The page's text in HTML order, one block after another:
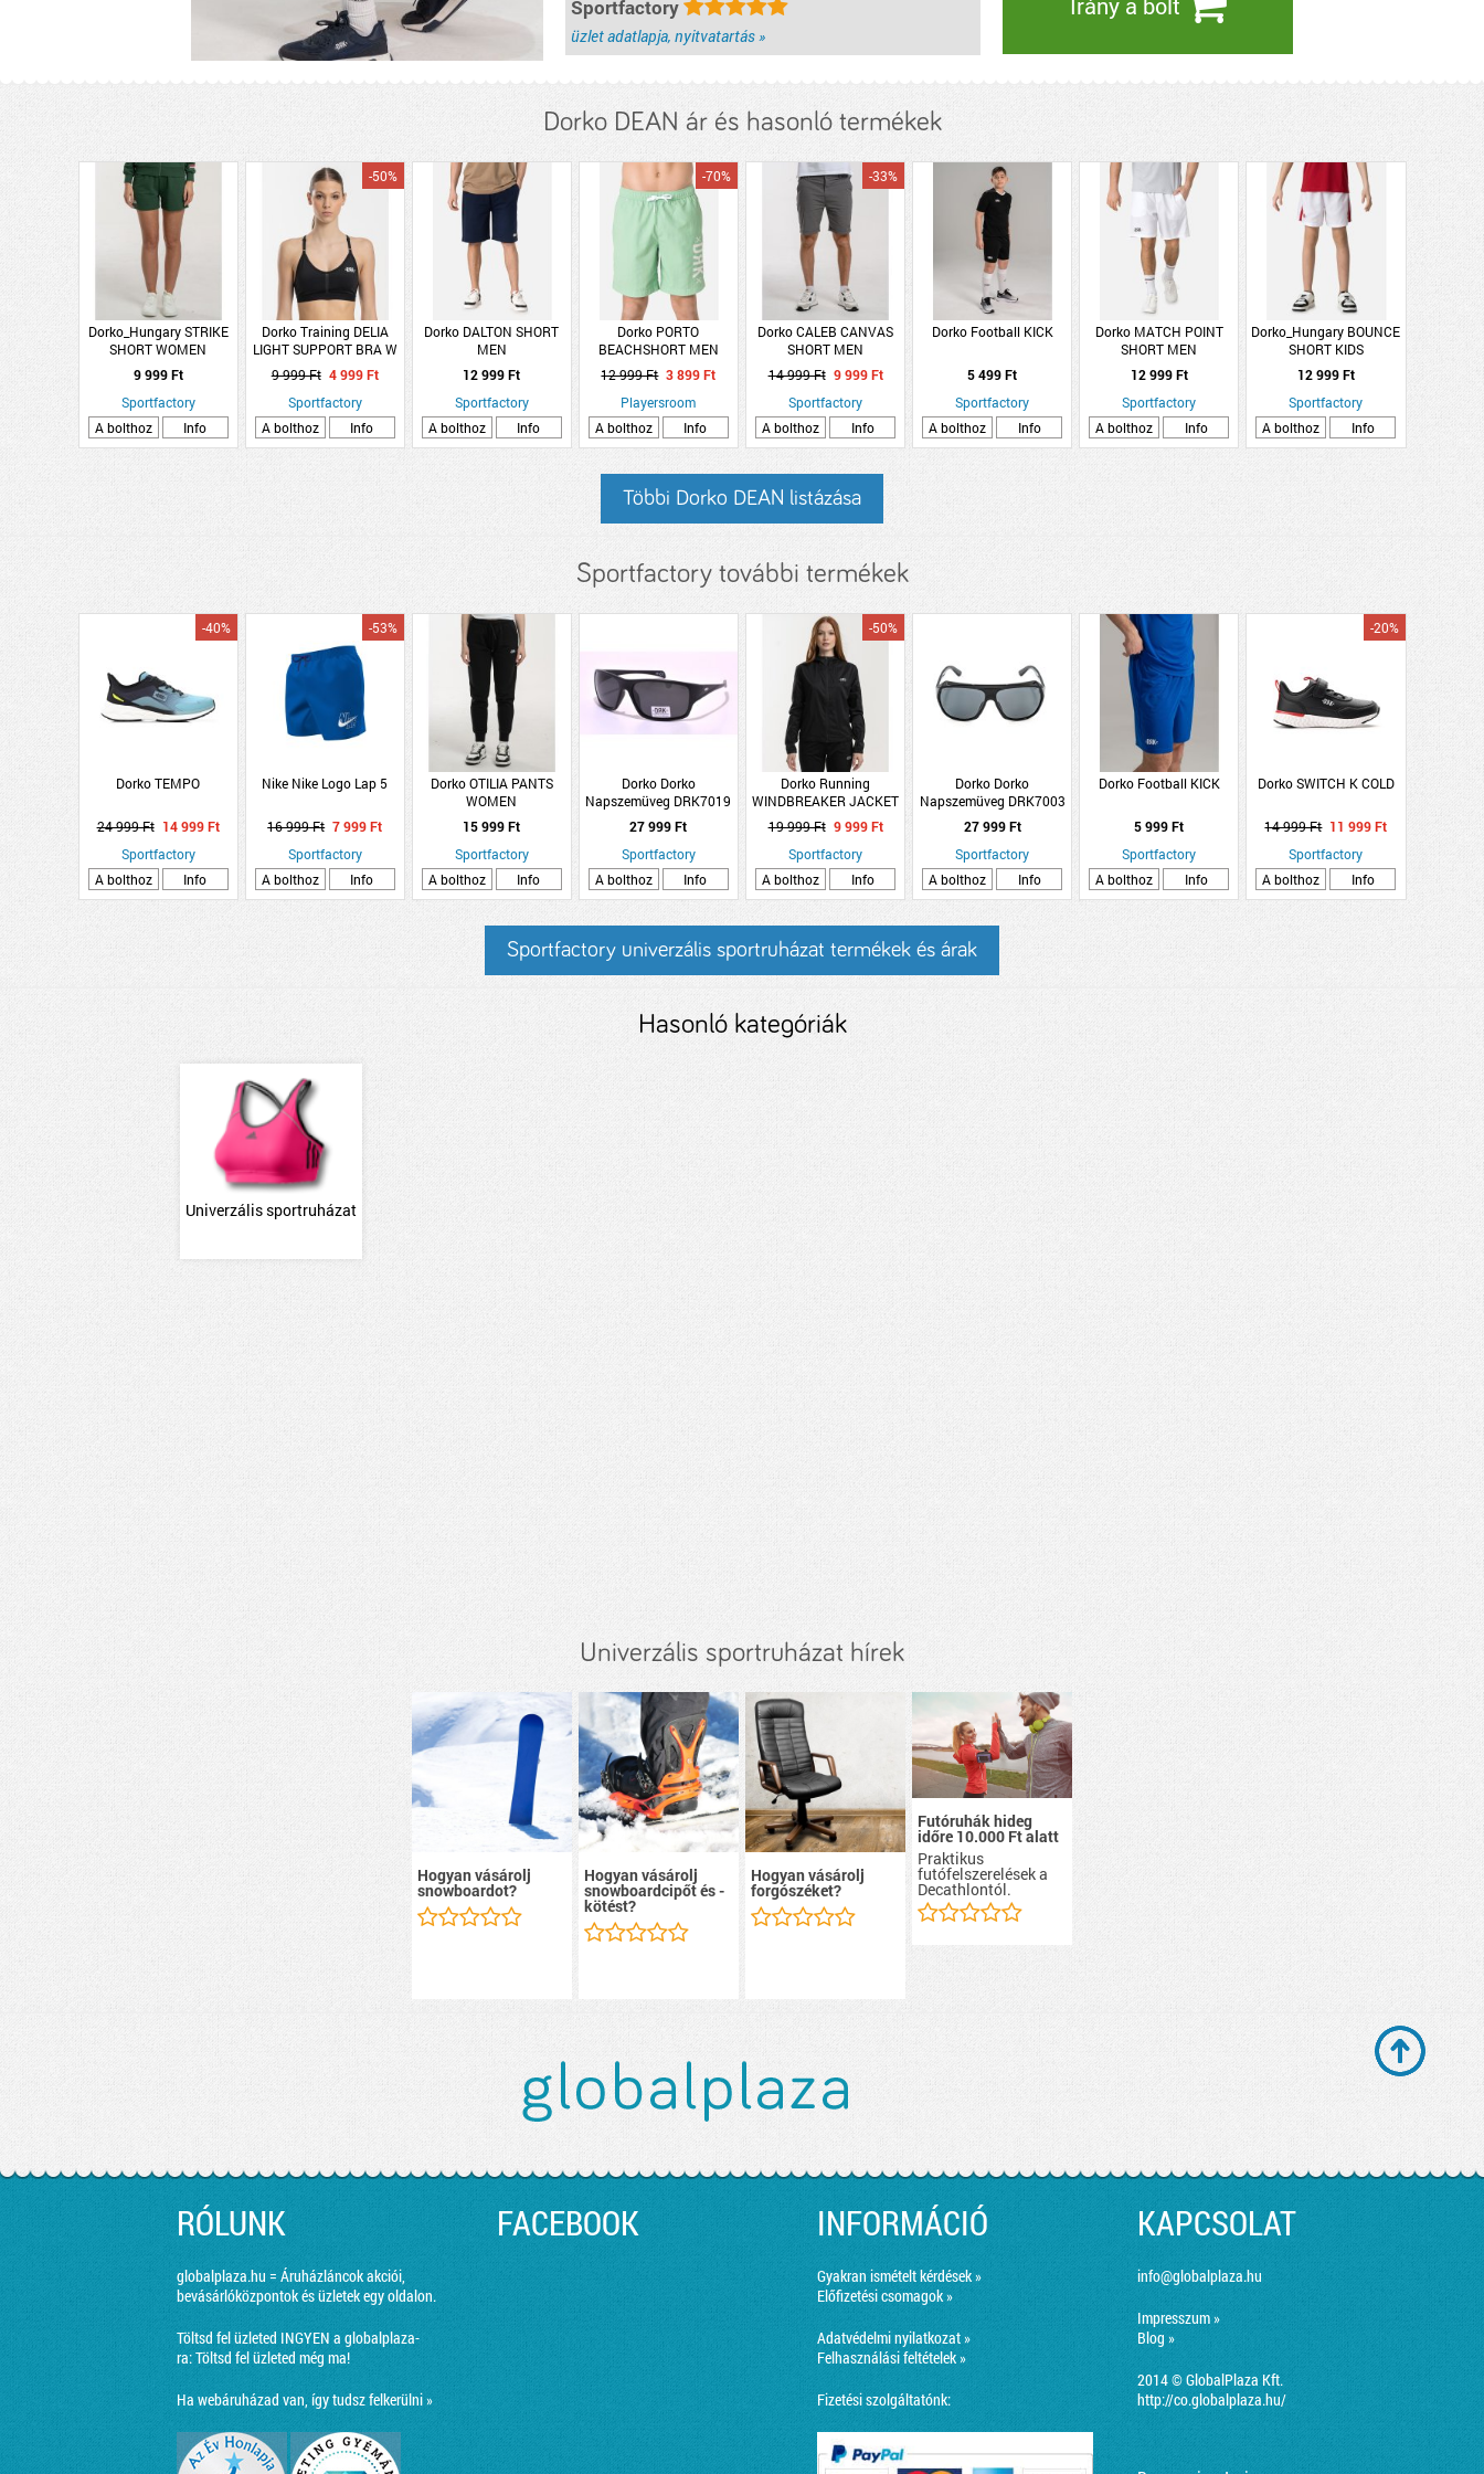
Sportfactory
üzlet adatlapja, nyitvatartás »
Dorko DEAN ár és hasonló termékek
Dorko_Hungary STRIKE
SHORT WOMEN
9 999 Ft
Sportfactory
A bolthoz
Info
Dorko Training DELIA
LIGHT SUPPORT BRA W
-50%
9 999 Ft 4 999 Ft
Sportfactory
A bolthoz
Info
Dorko DALTON SHORT
MEN
12 999 Ft
Sportfactory
A bolthoz
Info
Dorko PORTO
BEACHSHORT MEN
-70%
12 999 Ft 3 899 Ft
Playersroom
A bolthoz
Info
Dorko CALEB CANVAS
SHORT MEN
-33%
14 999 Ft 9 999 Ft
Sportfactory
A bolthoz
Info
Dorko Football KICK
5 499 Ft
Sportfactory
A bolthoz
Info
Dorko MATCH POINT
SHORT MEN
12 999 Ft
Sportfactory
A bolthoz
Info
Dorko_Hungary BOUNCE
SHORT KIDS
12 999 Ft
Sportfactory
A bolthoz
Info
Többi Dorko DEAN listázása
Sportfactory további termékek
Dorko TEMPO
-40%
24 999 Ft 14 999 Ft
Sportfactory
A bolthoz
Info
Nike Nike Logo Lap 5
-53%
16 999 Ft 7 999 Ft
Sportfactory
A bolthoz
Info
Dorko OTILIA PANTS
WOMEN
15 999 Ft
Sportfactory
A bolthoz
Info
Dorko Dorko
Napszemüveg DRK7019
C1
27 999 Ft
Sportfactory
A bolthoz
Info
Dorko Running
WINDBREAKER JACKET
W
-50%
19 999 Ft 9 999 Ft
Sportfactory
A bolthoz
Info
Dorko Dorko
Napszemüveg DRK7003
C1
27 999 Ft
Sportfactory
A bolthoz
Info
Dorko Football KICK
5 999 Ft
Sportfactory
A bolthoz
Info
Dorko SWITCH K COLD
-20%
14 999 Ft 11 999 Ft
Sportfactory
A bolthoz
Info
Sportfactory univerzális sportruházat termékek és árak
Hasonló kategóriák
Univerzális sportruházat
Univerzális sportruházat hírek
Hogyan vásárolj
snowboardot?
Hogyan vásárolj
snowboardcipőt és -
kötést?
Hogyan vásárolj
forgószéket?
Futóruhák hideg
időre 10.000 Ft alatt
Praktikus
futófelszerelések a
Decathlontól.
RÓLUNK
globalplaza.hu = Áruházláncok akciói,
bevásárlóközpontok és üzletek egy oldalon.
Töltsd fel üzleted INGYEN a globalplaza-
ra:Töltsd fel üzleted még ma!
Ha webáruházad van, így tudsz felkerülni »
FACEBOOK INFORMÁCIÓ
Gyakran ismételt kérdések »
Előfizetési csomagok »
Adatvédelmi nyilatkozat »
Felhasználási feltételek »
Fizetési szolgáltatónk:
KAPCSOLAT
info@globalplaza.hu
Impresszum »
Blog »
2014 © GlobalPlaza Kft.
http://co.globalplaza.hu/